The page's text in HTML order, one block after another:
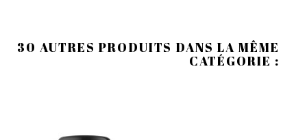
30 AUTRES PRODUITS DANS LA MÊME
CATÉGORIE :